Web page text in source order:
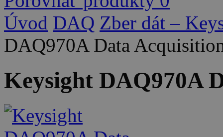
Úvod DAQ Zber dát –
DAQ970A Data
Keysight DAQ970A